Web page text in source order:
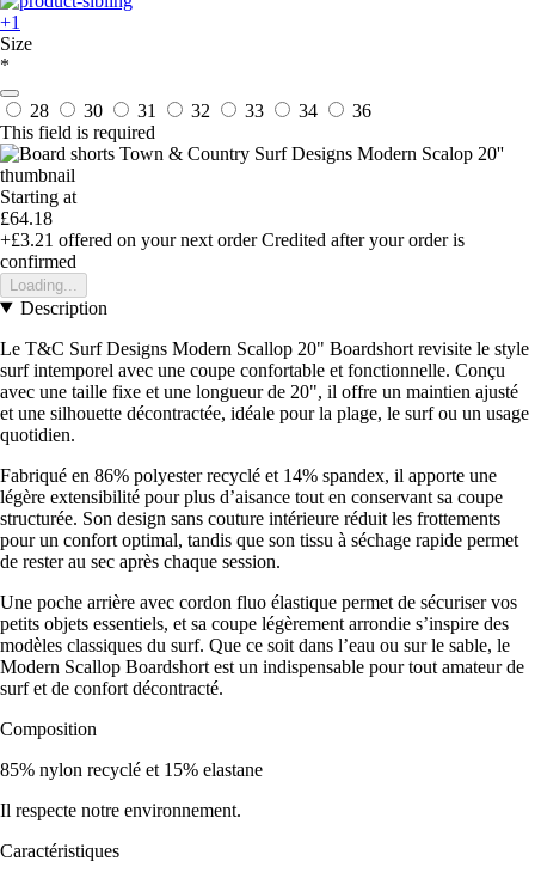
+1
Size
*
28 30 31 32 33 34
36
This field is required
Starting at
£64.18
+£3.21 offered on your next order Credited after your order is
confirmed
Loading...
Description
Le T&C Surf Designs Modern Scallop 20" Boardshort revisite le style
surf intemporel avec une coupe confortable et fonctionnelle. Conçu
avec une taille fixe et une longueur de 20", il offre un maintien ajusté
et une silhouette décontractée, idéale pour la plage, le surf ou un usage
quotidien.
Fabriqué en 86% polyester recyclé et 14% spandex, il apporte une
légère extensibilité pour plus d’aisance tout en conservant sa coupe
structurée. Son design sans couture intérieure réduit les frottements
pour un confort optimal, tandis que son tissu à séchage rapide permet
de rester au sec après chaque session.
Une poche arrière avec cordon fluo élastique permet de sécuriser vos
petits objets essentiels, et sa coupe légèrement arrondie s’inspire des
modèles classiques du surf. Que ce soit dans l’eau ou sur le sable, le
Modern Scallop Boardshort est un indispensable pour tout amateur de
surf et de confort décontracté.
Composition
85% nylon recyclé et 15% elastane
Il respecte notre environnement.
Caractéristiques